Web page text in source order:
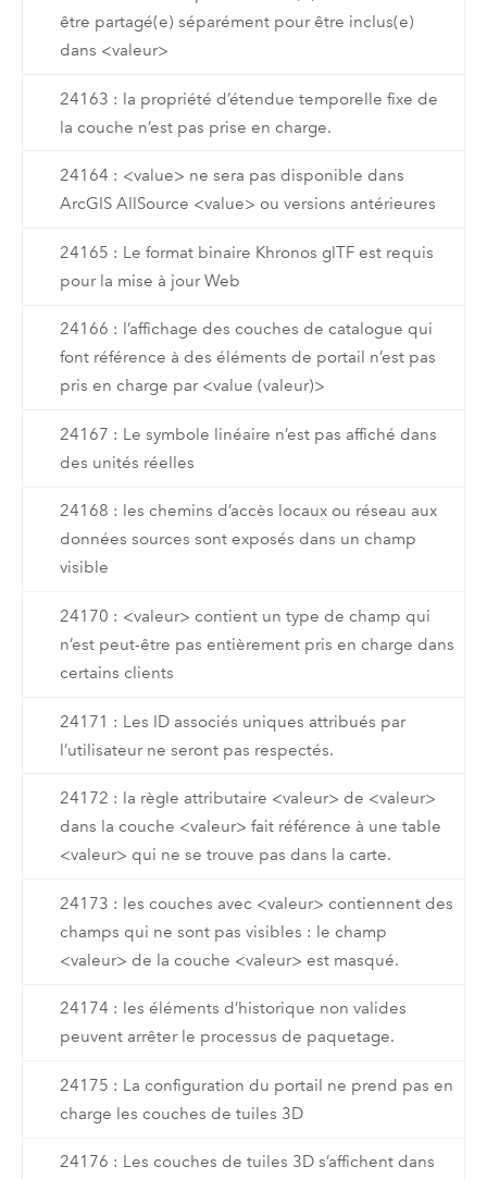
être partagé(e) séparément pour être inclus(e)
dans <valeur>
24163 : la propriété d’étendue temporelle fixe de
la couche n’est pas prise en charge.
24164 : <value> ne sera pas disponible dans
ArcGIS AllSource <value> ou versions antérieures
24165 : Le format binaire Khronos glTF est requis
pour la mise à jour Web
24166 : l’affichage des couches de catalogue qui
font référence à des éléments de portail n’est pas
pris en charge par <value (valeur)>
24167 : Le symbole linéaire n’est pas affiché dans
des unités réelles
24168 : les chemins d’accès locaux ou réseau aux
données sources sont exposés dans un champ
visible
24170 : <valeur> contient un type de champ qui
n’est peut-être pas entièrement pris en charge dans
certains clients
24171 : Les ID associés uniques attribués par
l’utilisateur ne seront pas respectés.
24172 : la règle attributaire <valeur> de <valeur>
dans la couche <valeur> fait référence à une table
<valeur> qui ne se trouve pas dans la carte.
24173 : les couches avec <valeur> contiennent des
champs qui ne sont pas visibles : le champ
<valeur> de la couche <valeur> est masqué.
24174 : les éléments d’historique non valides
peuvent arrêter le processus de paquetage.
24175 : La configuration du portail ne prend pas en
charge les couches de tuiles 3D
24176 : Les couches de tuiles 3D s’affichent dans